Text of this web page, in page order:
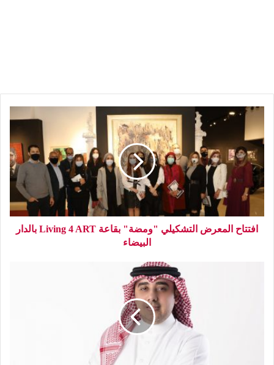
افتتاح المعرض التشكيلي "ومضة" بقاعة Living 4 ART بالدار
البيضاء